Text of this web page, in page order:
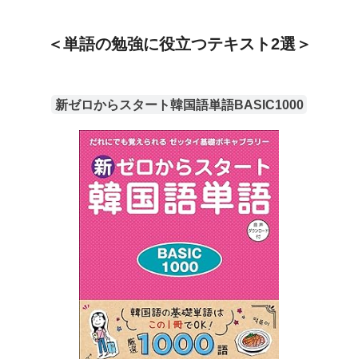
＜単語の勉強に役立つテキスト2選＞
新ゼロからスタート韓国語単語BASIC1000